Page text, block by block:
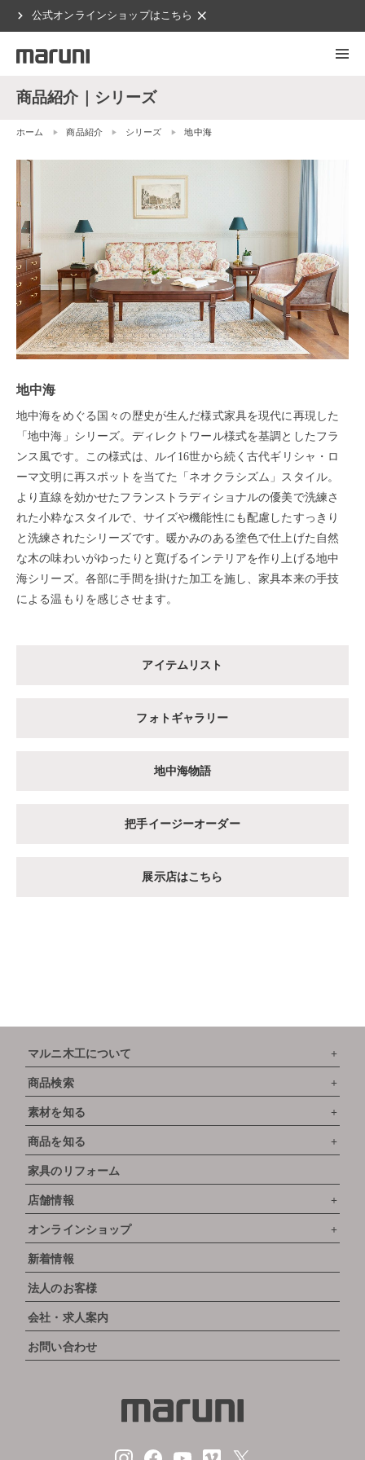
chevron_right 公式オンラインショップはこちら clear
商品紹介｜シリーズ
ホーム 商品紹介 シリーズ 地中海
地中海
地中海をめぐる国々の歴史が生んだ様式家具を現代に再現した
「地中海」シリーズ。ディレクトワール様式を基調としたフラ
ンス風です。この様式は、ルイ16世から続く古代ギリシャ・ロ
ーマ文明に再スポットを当てた「ネオクラシズム」スタイル。
より直線を効かせたフランストラディショナルの優美で洗練さ
れた小粋なスタイルで、サイズや機能性にも配慮したすっきり
と洗練されたシリーズです。暖かみのある塗色で仕上げた自然
な木の味わいがゆったりと寛げるインテリアを作り上げる地中
海シリーズ。各部に手間を掛けた加工を施し、家具本来の手技
による温もりを感じさせます。
アイテムリスト
フォトギャラリー
地中海物語
把手イージーオーダー
展示店はこちら
マルニ木工について
商品検索
素材を知る
商品を知る
家具のリフォーム
店舗情報
オンラインショップ
新着情報
法人のお客様
会社・求人案内
お問い合わせ